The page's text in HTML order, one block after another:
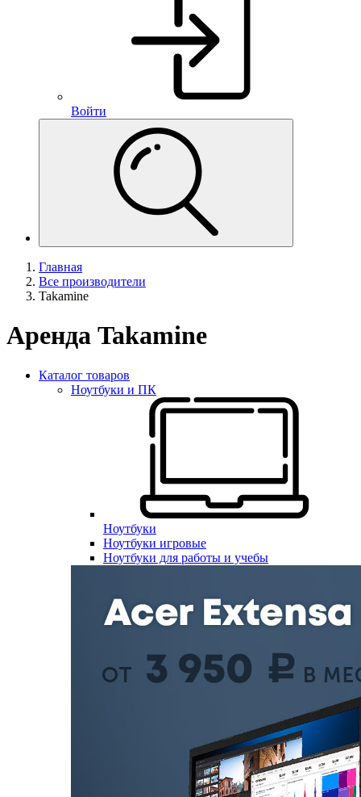
Войти
Главная
Все производители
Takamine
Аренда Takamine
Каталог товаров
Ноутбуки и ПК
Ноутбуки
Ноутбуки игровые
Ноутбуки для работы и учебы